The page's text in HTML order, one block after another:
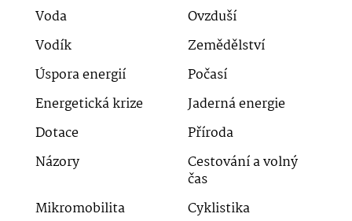
Voda
Ovzduší
Vodík
Zemědělství
Úspora energií
Počasí
Energetická krize
Jaderná energie
Dotace
Příroda
Názory
Cestování a volný
čas
Mikromobilita
Cyklistika